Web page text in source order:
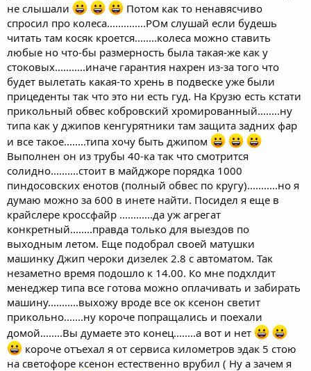
не слышали
Потом как то ненавясчиво
спросил про колеса..............РОм слушай если будешь
читать там косяк кроется........колеса можно ставить
любые но что-бы размерность была такая-же как у
стоковых...........иначе гарантия нахрен из-за того что
будет вылетать какая-то хрень в подвеске уже были
прицеденты так что это ни есть гуд. На Крузю есть кстати
прикольный обвес кобровский хромированный........ну
типа как у джипов кенгурятники там защита задних фар
и все такое........типа хочу быть джипом
Выполнен он из трубы 40-ка так что смотрится
солидно..........стоит в майджоре порядка 1000
пиндосовских енотов (полный обвес по кругу)...........но я
думаю можно за 600 в инете найти. Посидел я еще в
крайслере кроссфайр ............да уж агрегат
конкретный........правда только для выездов по
выходным летом. Еще подобрал своей матушки
машинку Джип чероки дизелек 2.8 с автоматом. Так
незаметно время подошло к 14.00. Ко мне подхлдит
менеджер типа все готова можно оплачивать и забирать
машину...........выхожу вроде все ок ксенон светит
прикольно.......ну короче попращались и поехали
домой........Вы думаете это конец........а вот и нет
короче отъехал я от сервиса километров эдак 5 стою
на светофоре ксенон естественно врубил ( Ну а зачем я